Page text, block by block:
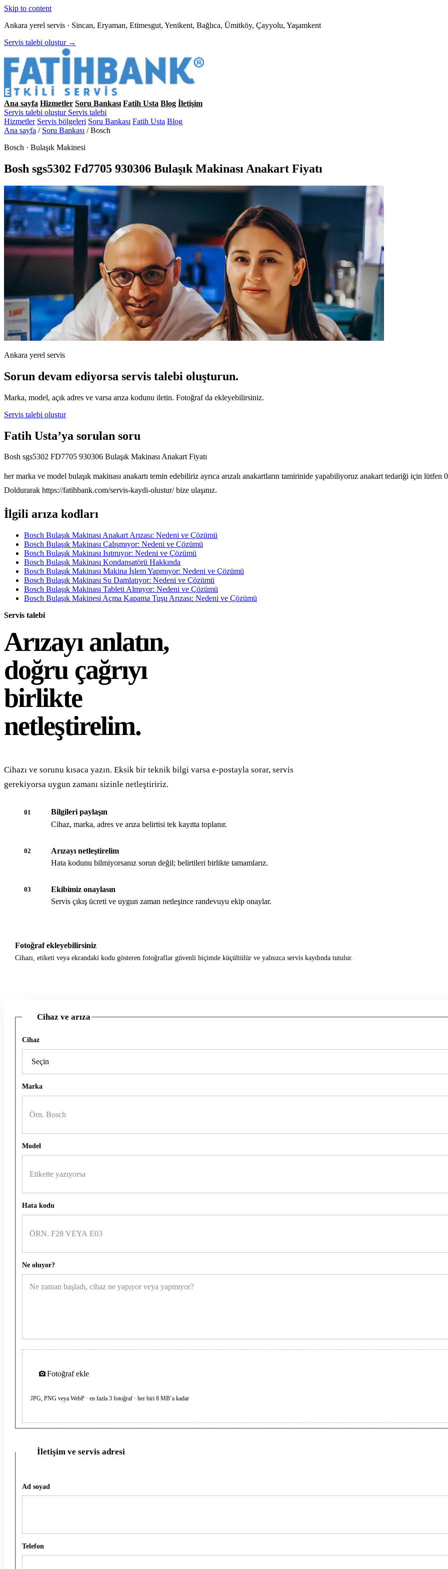
Skip to content
Ankara yerel servis · Sincan, Eryaman, Etimesgut, Yenikent, Bağlıca, Ümitköy, Çayyolu, Yaşamkent
Servis talebi oluştur →
Ana sayfa Hizmetler Soru Bankası Fatih Usta Blog İletişim
Servis talebi oluştur Servis talebi
Hizmetler Servis bölgeleri Soru Bankası Fatih Usta Blog
Ana sayfa / Soru Bankası / Bosch
Bosch · Bulaşık Makinesi
Bosh sgs5302 Fd7705 930306 Bulaşık Makinası Anakart Fiyatı
Ankara yerel servis
Sorun devam ediyorsa servis talebi oluşturun.
Marka, model, açık adres ve varsa arıza kodunu iletin. Fotoğraf da ekleyebilirsiniz.
Servis talebi oluştur
Fatih Usta’ya sorulan soru
Bosh sgs5302 FD7705 930306 Bulaşık Makinası Anakart Fiyatı
her marka ve model bulaşık makinası anakartı temin edebiliriz ayrıca arızalı anakartların tamirinide yapabiliyoruz anakart tedariği için lütfen
Doldurarak https://fatihbank.com/servis-kaydi-olustur/ bize ulaşınız.
İlgili arıza kodları
Bosch Bulaşık Makinası Anakart Arızası: Nedeni ve Çözümü
Bosch Bulaşık Makinası Çalışmıyor: Nedeni ve Çözümü
Bosch Bulaşık Makinası Isıtmıyor: Nedeni ve Çözümü
Bosch Bulaşık Makinası Kondansatörü Hakkında
Bosch Bulaşık Makinası Makina İşlem Yapmıyor: Nedeni ve Çözümü
Bosch Bulaşık Makinası Su Damlatıyor: Nedeni ve Çözümü
Bosch Bulaşık Makinası Tableti Almıyor: Nedeni ve Çözümü
Bosch Bulaşık Makinesi Açma Kapama Tuşu Arızası: Nedeni ve Çözümü
Servis talebi
Arızayı anlatın,
doğru çağrıyı
birlikte
netleştirelim.
Cihazı ve sorunu kısaca yazın. Eksik bir teknik bilgi varsa e-postayla sorar, servis
gerekiyorsa uygun zamanı sizinle netleştiririz.
01
Bilgileri paylaşın
Cihaz, marka, adres ve arıza belirtisi tek kayıtta toplanır.
02
Arızayı netleştirelim
Hata kodunu bilmiyorsanız sorun değil; belirtileri birlikte tamamlarız.
03
Ekibimiz onaylasın
Servis çıkış ücreti ve uygun zaman netleşince randevuyu ekip onaylar.
Fotoğraf ekleyebilirsiniz
Cihazı, etiketi veya ekrandaki kodu gösteren fotoğraflar güvenli biçimde küçültülür ve yalnızca servis kaydında tutulur.
Cihaz ve arıza
Cihaz
Marka
Model
Hata kodu
Ne oluyor?
Fotoğraf ekle
JPG, PNG veya WebP · en fazla 3 fotoğraf · her biri 8 MB’a kadar
İletişim ve servis adresi
Ad soyad
Telefon